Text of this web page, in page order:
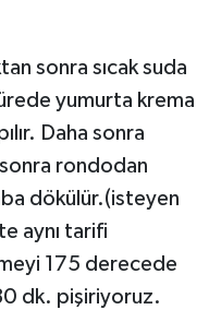
sonra sıcak suda
yumurta krema
Daha sonra
rondodan
dökülür.(isteyen
aynı tarifi
175 derecede
30 dk. pişiriyoruz.